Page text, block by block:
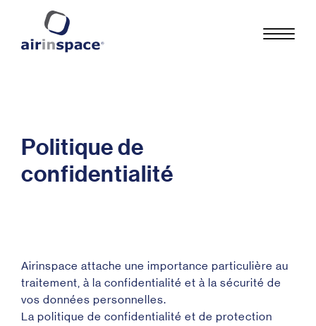
Politique de
confidentialité
Airinspace attache une importance particulière au
traitement, à la confidentialité et à la sécurité de
vos données personnelles.
La politique de confidentialité et de protection